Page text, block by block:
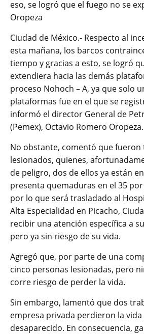
eso, se logró que el fuego no se
Oropeza
Ciudad de México.- Respecto al
esta mañana, los barcos
tiempo y gracias a esto, se logró
extendiera hacia las demás
proceso Nohoch – A, ya que solo
plataformas fue en el que se
informó el director General de
(Pemex), Octavio Romero Oropeza.
No obstante, comentó que
lesionados, quienes,
de peligro, dos de ellos ya están
presenta quemaduras en el 35
por lo que será trasladado al
Alta Especialidad en Picacho,
recibir una atención específica a
pero ya sin riesgo de su vida.
Agregó que, por parte de una
cinco personas lesionadas, pero
corre riesgo de perder la vida.
Sin embargo, lamentó que dos
empresa privada perdieron la vida
desaparecido. En consecuencia,